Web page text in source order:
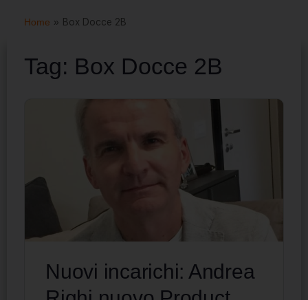
Home » Box Docce 2B
Tag: Box Docce 2B
Nuovi incarichi: Andrea